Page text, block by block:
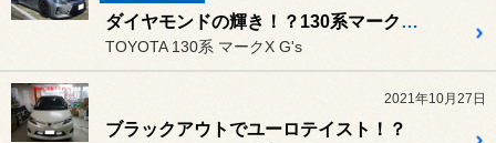
ダイヤモンドの輝き！？130系マークX アルミホイール交換☆
TOYOTA 130系 マークX G's
2021年10月27日
ブラックアウトでユーロテイスト！？